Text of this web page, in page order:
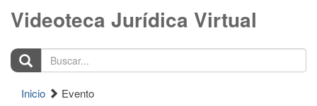
Videoteca Jurídica Virtual
Buscar...
Inicio Evento